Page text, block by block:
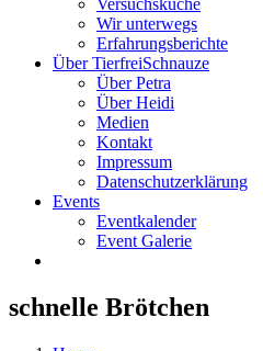
Versuchsküche
Wir unterwegs
Erfahrungsberichte
Über TierfreiSchnauze
Über Petra
Über Heidi
Medien
Kontakt
Impressum
Datenschutzerklärung
Events
Eventkalender
Event Galerie
schnelle Brötchen